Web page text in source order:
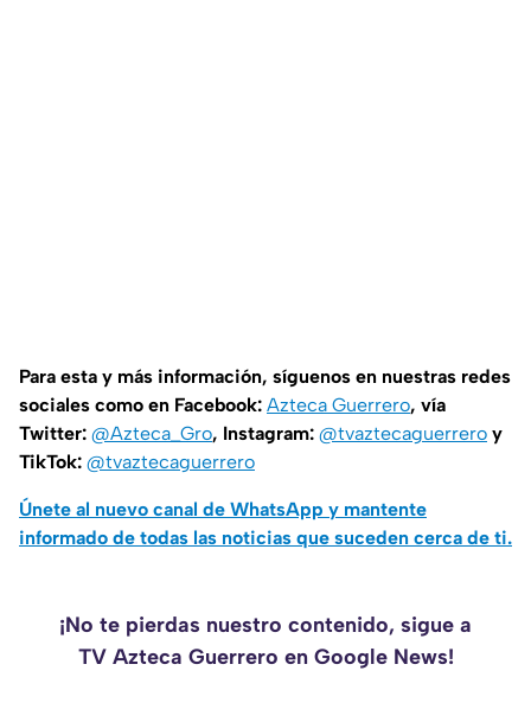
Para esta y más información, síguenos en nuestras redes
sociales como en Facebook: Azteca Guerrero, vía
Twitter: @Azteca_Gro, Instagram: @tvaztecaguerrero y
TikTok: @tvaztecaguerrero
Únete al nuevo canal de WhatsApp y mantente
informado de todas las noticias que suceden cerca de ti.
¡No te pierdas nuestro contenido, sigue a
TV Azteca Guerrero en Google News!